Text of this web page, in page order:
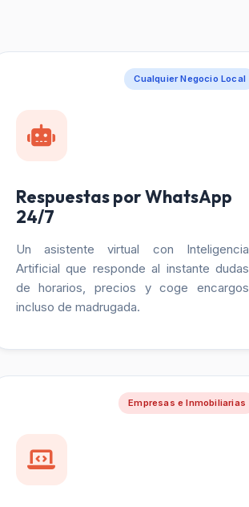
Cualquier Negocio Local
Respuestas por WhatsApp
24/7
Un asistente virtual con Inteligencia
Artificial que responde al instante dudas
de horarios, precios y coge encargos
incluso de madrugada.
Empresas e Inmobiliarias